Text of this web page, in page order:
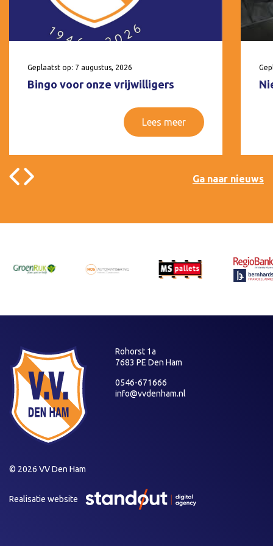
Geplaatst op: 7 augustus, 2026
Bingo voor onze vrijwilligers
Lees meer
Ga naar nieuws
Rohorst 1a
7683 PE Den Ham
0546-671666
info@vvdenham.nl
© 2026 VV Den Ham
Realisatie website